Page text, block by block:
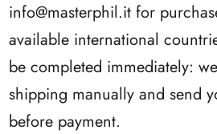
info@masterphil.it for
available international
be completed immediately:
shipping manually and send
before payment.